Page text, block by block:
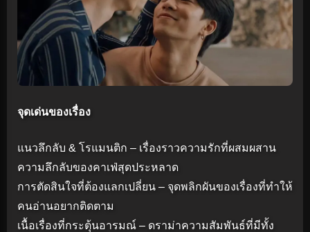
จุดเด่นของเรื่อง
แนวลึกลับ & โรแมนติก – เรื่องราวความรักที่ผสมผสาน
ความลึกลับของคาเฟ่สุดประหลาด
การตัดสินใจที่ต้องแลกเปลี่ยน – จุดพลิกผันของเรื่องที่ทำให้
คนอ่านอยากติดตาม
เนื้อเรื่องที่กระตุ้นอารมณ์ – ดราม่าความสัมพันธ์ที่มีทั้ง